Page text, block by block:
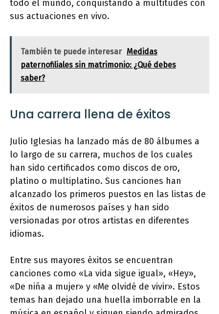
todo el mundo, conquistando a multitudes con
sus actuaciones en vivo.
También te puede interesar Medidas
paternofiliales sin matrimonio: ¿Qué debes
saber?
Una carrera llena de éxitos
Julio Iglesias ha lanzado más de 80 álbumes a
lo largo de su carrera, muchos de los cuales
han sido certificados como discos de oro,
platino o multiplatino. Sus canciones han
alcanzado los primeros puestos en las listas de
éxitos de numerosos países y han sido
versionadas por otros artistas en diferentes
idiomas.
Entre sus mayores éxitos se encuentran
canciones como «La vida sigue igual», «Hey»,
«De niña a mujer» y «Me olvidé de vivir». Estos
temas han dejado una huella imborrable en la